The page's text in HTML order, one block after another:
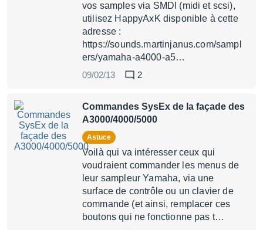
vos samples via SMDI (midi et scsi),
utilisez HappyAxK disponible à cette
adresse :
https://sounds.martinjanus.com/sampl
ers/yamaha-a4000-a5…
09/02/13
2
Commandes SysEx de la façade des
A3000/4000/5000
Astuce
Voilà qui va intéresser ceux qui
voudraient commander les menus de
leur sampleur Yamaha, via une
surface de contrôle ou un clavier de
commande (et ainsi, remplacer ces
boutons qui ne fonctionne pas t…